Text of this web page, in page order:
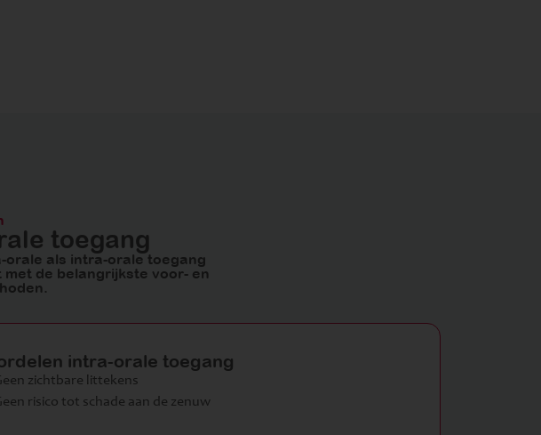
toegang
orale als intra-orale toegang
de belangrijkste voor- en
intra-orale toegang
zichtbare littekens
risico tot schade aan de zenuw